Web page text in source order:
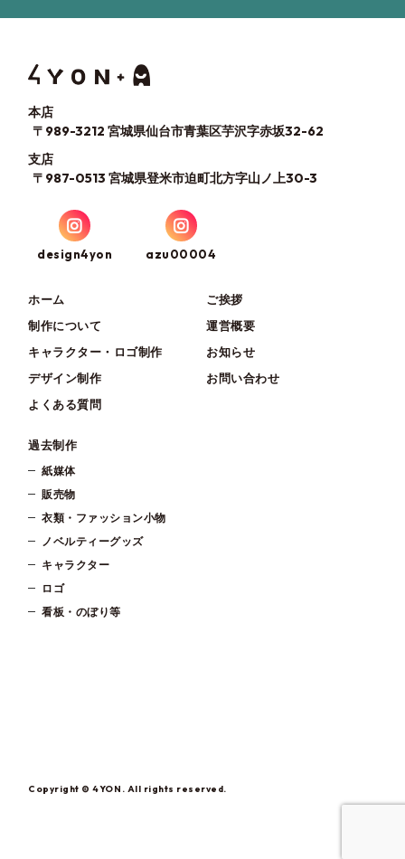
本店
〒989-3212 宮城県仙台市青葉区芋沢字赤坂32-62
支店
〒987-0513 宮城県登米市迫町北方字山ノ上30-3
design4yon azu00004
ホーム
制作について
キャラクター・ロゴ制作
デザイン制作
よくある質問
ご挨拶
運営概要
お知らせ
お問い合わせ
過去制作
紙媒体
販売物
衣類・ファッション小物
ノベルティーグッズ
キャラクター
ロゴ
看板・のぼり等
Copyright © 4YON. All rights reserved.